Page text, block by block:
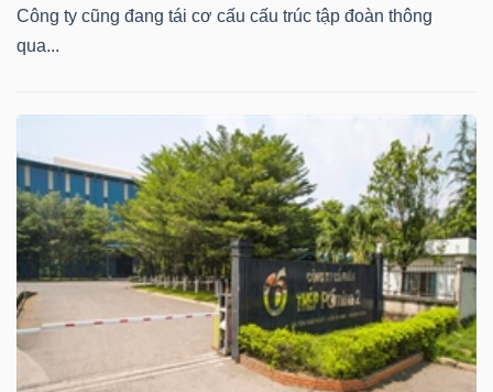
Công ty cũng đang tái cơ cấu cấu trúc tập đoàn thông
qua...